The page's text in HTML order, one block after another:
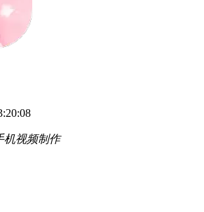
机视频制作